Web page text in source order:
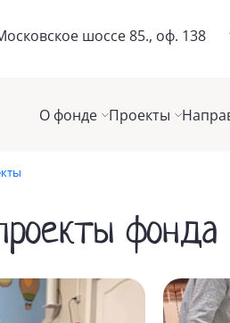
шоссе 85., оф. 138
О фонде Проекты
фонда